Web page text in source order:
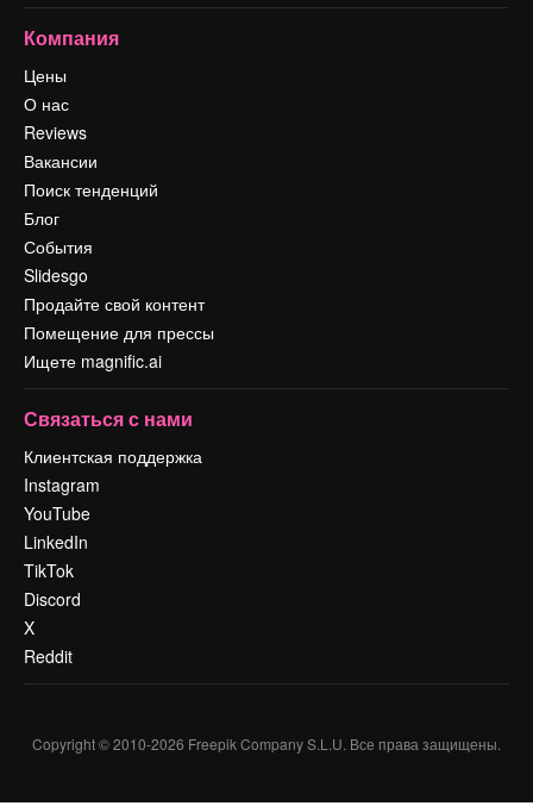
Компания
Цены
О нас
Reviews
Вакансии
Поиск тенденций
Блог
События
Slidesgo
Продайте свой контент
Помещение для прессы
Ищете magnific.ai
Связаться с нами
Клиентская поддержка
Instagram
YouTube
LinkedIn
TikTok
Discord
X
Reddit
Copyright © 2010-2026 Freepik Company S.L.U. Все права защищены.